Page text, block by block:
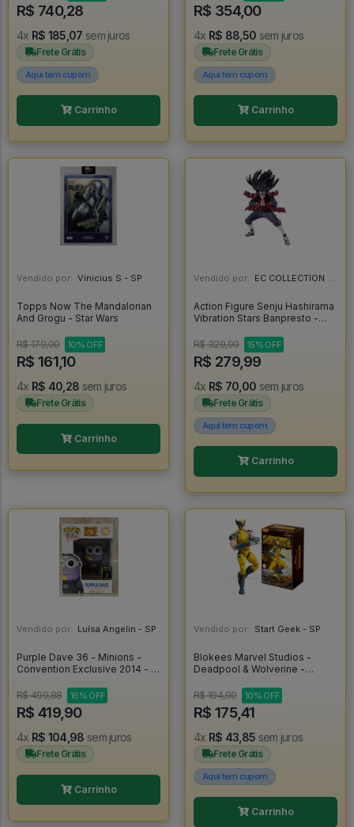
R$ 740,28
4x R$ 185,07 sem juros
Frete Grátis
Aqui tem cupom
Carrinho
R$ 354,00
4x R$ 88,50 sem juros
Frete Grátis
Aqui tem cupom
Carrinho
Vendido por: Vinicius S - SP
Topps Now The Mandalorian
And Grogu - Star Wars
R$ 179,00 10% OFF
R$ 161,10
4x R$ 40,28 sem juros
Frete Grátis
Carrinho
Vendido por: EC COLLECTION - SP
Action Figure Senju Hashirama
Vibration Stars Banpresto -
R$ 329,90
15% OFF
R$ 279,99
4x R$ 70,00 sem juros
Frete Grátis
Aqui tem cupom
Carrinho
Vendido por: Luísa Angelin - SP
Purple Dave 36 - Minions -
Convention Exclusive 2014 - -
R$ 499,88
16% OFF
R$ 419,90
4x R$ 104,98 sem juros
Frete Grátis
Carrinho
Vendido por: Start Geek - SP
Blokees Marvel Studios -
Deadpool & Wolverine -
R$ 194,90
10% OFF
R$ 175,41
4x R$ 43,85 sem juros
Frete Grátis
Aqui tem cupom
Carrinho